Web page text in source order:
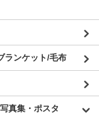
ランケット/毛布
真集・ポスタ